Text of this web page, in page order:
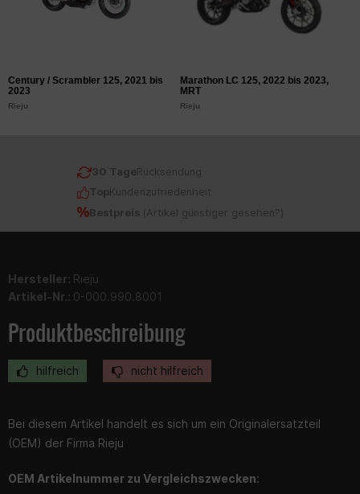
Century / Scrambler 125, 2021 bis
2023
Rieju
Marathon LC 125, 2022 bis 2023,
MRT
Rieju
30 TageRücksendung
TopKundenzufriedenheit
Bestpreis ( Artikel günstiger gesehen? )
Hersteller: Rieju
Artikel-Nr.: 0-000.990.8001
Produktbeschreibung
hilfreich nicht hilfreich
Bei diesem Artikel handelt es sich um ein Originalersatzteil
(OEM) der Firma Rieju
OEM Artikelnummer zu Vergleichszwecken: